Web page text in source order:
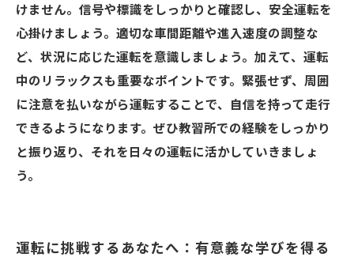
けません。信号や標識をしっかりと確認し、安全運転を
心掛けましょう。適切な車間距離や進入速度の調整な
ど、状況に応じた運転を意識しましょう。加えて、運転
中のリラックスも重要なポイントです。緊張せず、周囲
に注意を払いながら運転することで、自信を持って走行
できるようになります。ぜひ教習所での経験をしっかり
と振り返り、それを日々の運転に活かしていきましょ
う。
運転に挑戦するあなたへ：有意義な学びを得る